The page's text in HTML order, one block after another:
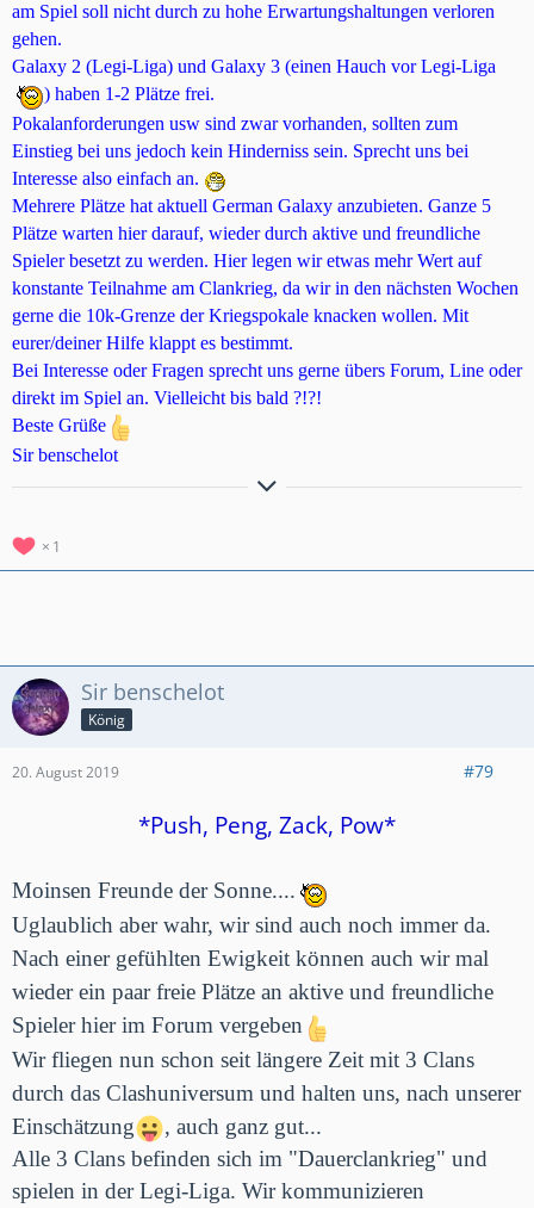
Über interessierte und aktive Mitglieder, die unsere
aktuelle Besatzung bereichern, freuen wir uns. Bei
Fragen einfach bei uns melden. Somit können wir
DICH vielleicht bald in unserer Crew begrüßen.
Sooo, dann kann die Reise ja beginnen und die
Kämpfe starten
Und vergesst bitte eins auch im neuen Jahre nicht:
Seit ihr interessiert, dann kommt und strahlt im
neuen Licht...
denn auch 2019 gibt es
die Moral von der Geschicht, die da lautet:
Bei Galaxy spielt man
oder nicht.....
Beste Grüße
am Spiel soll nicht durch zu hohe Erwartungshaltungen verloren
gehen.
Galaxy 2 (Legi-Liga) und Galaxy 3 (einen Hauch vor Legi-Liga
) haben 1-2 Plätze frei.
Pokalanforderungen usw sind zwar vorhanden, sollten zum
Einstieg bei uns jedoch kein Hinderniss sein. Sprecht uns bei
Interesse also einfach an.
Mehrere Plätze hat aktuell German Galaxy anzubieten. Ganze 5
Plätze warten hier darauf, wieder durch aktive und freundliche
Spieler besetzt zu werden. Hier legen wir etwas mehr Wert auf
konstante Teilnahme am Clankrieg, da wir in den nächsten Wochen
gerne die 10k-Grenze der Kriegspokale knacken wollen. Mit
eurer/deiner Hilfe klappt es bestimmt.
Bei Interesse oder Fragen sprecht uns gerne übers Forum, Line oder
direkt im Spiel an. Vielleicht bis bald ?!?!
Beste Grüße
Sir benschelot
Hier noch der Weg zu unserer ClanvorstellungClanvorstellung
Besucht uns unter GermanGalaxy #2RGY2YGU
1
Sir benschelot
König
20. August 2019 #79
*Push, Peng, Zack, Pow*
Moinsen Freunde der Sonne....
Uglaublich aber wahr, wir sind auch noch immer da.
Nach einer gefühlten Ewigkeit können auch wir mal
wieder ein paar freie Plätze an aktive und freundliche
Spieler hier im Forum vergeben
Wir fliegen nun schon seit längere Zeit mit 3 Clans
durch das Clashuniversum und halten uns, nach unserer
Einschätzung
, auch ganz gut...
Alle 3 Clans befinden sich im "Dauerclankrieg" und
spielen in der Legi-Liga. Wir kommunizieren